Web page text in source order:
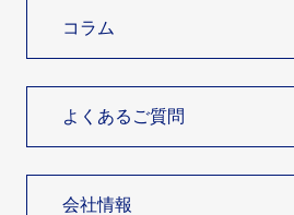
コラム
よくあるご質問
会社情報